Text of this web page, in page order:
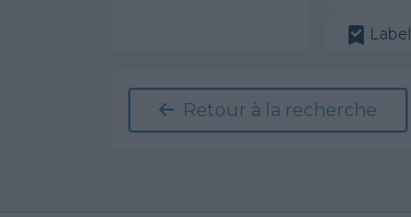
Retour à la recherche